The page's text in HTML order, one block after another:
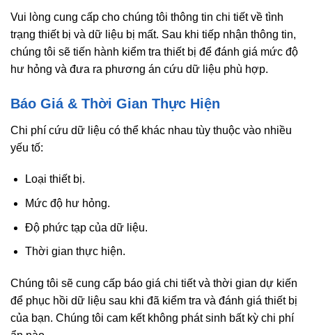
Vui lòng cung cấp cho chúng tôi thông tin chi tiết về tình
trạng thiết bị và dữ liệu bị mất. Sau khi tiếp nhận thông tin,
chúng tôi sẽ tiến hành kiểm tra thiết bị để đánh giá mức độ
hư hỏng và đưa ra phương án cứu dữ liệu phù hợp.
Báo Giá & Thời Gian Thực Hiện
Chi phí cứu dữ liệu có thể khác nhau tùy thuộc vào nhiều
yếu tố:
Loại thiết bị.
Mức độ hư hỏng.
Độ phức tạp của dữ liệu.
Thời gian thực hiện.
Chúng tôi sẽ cung cấp báo giá chi tiết và thời gian dự kiến
để phục hồi dữ liệu sau khi đã kiểm tra và đánh giá thiết bị
của bạn. Chúng tôi cam kết không phát sinh bất kỳ chi phí